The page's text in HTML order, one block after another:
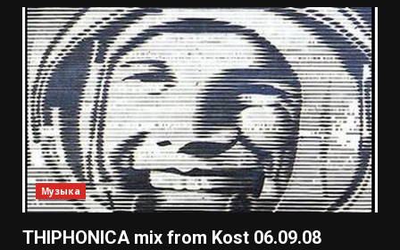
Музыка
THIPHONICA mix from Kost 06.09.08